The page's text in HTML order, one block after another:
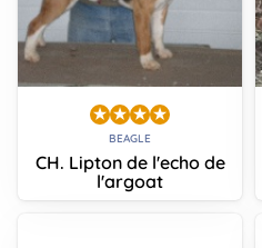
BEAGLE
CH. Lipton de l'echo de
l'argoat